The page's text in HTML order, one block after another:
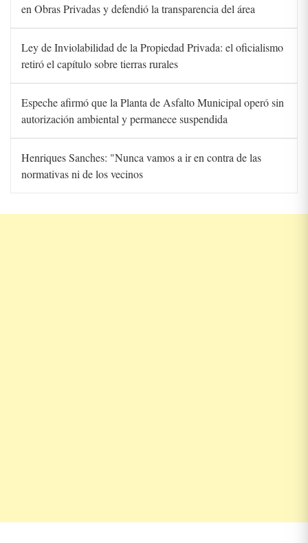
en Obras Privadas y defendió la transparencia del área
Ley de Inviolabilidad de la Propiedad Privada: el oficialismo
retiró el capítulo sobre tierras rurales
Espeche afirmó que la Planta de Asfalto Municipal operó sin
autorización ambiental y permanece suspendida
Henriques Sanches: "Nunca vamos a ir en contra de las
normativas ni de los vecinos